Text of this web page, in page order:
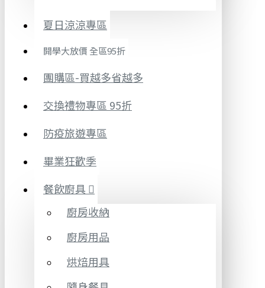
夏日涼涼專區
開學大放價 全區95折
團購區-買越多省越多
交換禮物專區 95折
防疫旅遊專區
畢業狂歡季
餐飲廚具
廚房收納
廚房用品
烘焙用具